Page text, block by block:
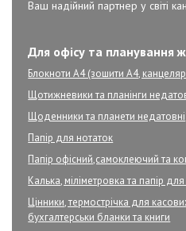
Ваш надійний партнер у світі
Для офісу та планування
Блокноти А4 (зошити А4,
Щотижневики та планінги
Щоденники та планети недатовні
Папір для нотаток
Папір офісний,самоклеючий та
Калька, міліметровка та папір
Цінники, термострічка для
бухгалтерськи бланки та книги